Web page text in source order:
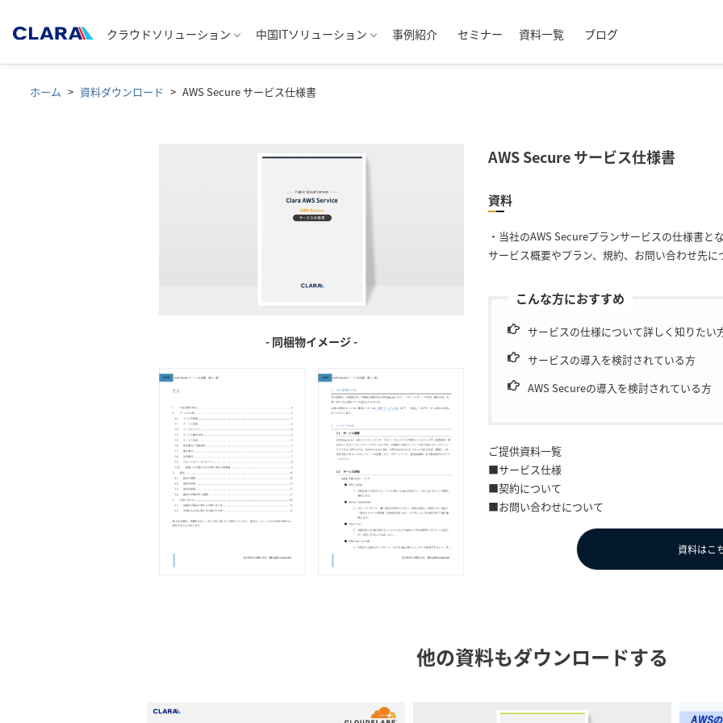
クラウドソリューション 中国ITソリューション 事例紹介 セミナー 資料一覧 ブログ
ホーム 資料ダウンロード AWS Secure サービス仕様書
- 同梱物イメージ -
AWS Secure サービス仕様書
資料
・当社のAWS Secureプランサービスの仕様書と
サービス概要やプラン、規約、お問い合わせ先に
こんな方におすすめ
サービスの仕様について詳しく知りたい
サービスの導入を検討されている方
AWS Secureの導入を検討されている方
ご提供資料一覧
■サービス仕様
■契約について
■お問い合わせについて
資料はこ
他の資料もダウンロードする